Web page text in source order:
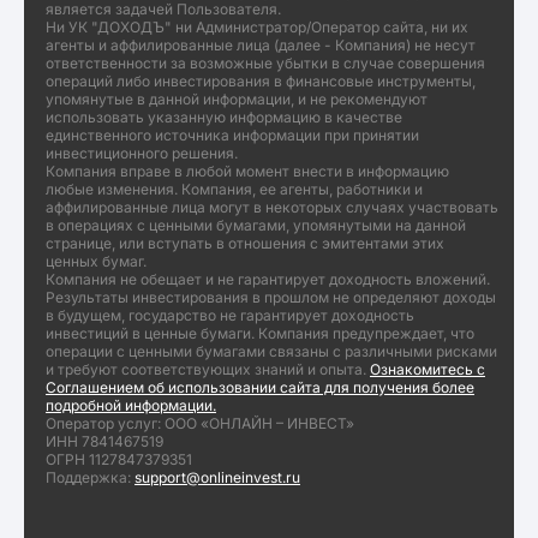
является задачей Пользователя.
Ни УК "ДОХОДЪ" ни Администратор/Оператор сайта, ни их
агенты и аффилированные лица (далее - Компания) не несут
ответственности за возможные убытки в случае совершения
операций либо инвестирования в финансовые инструменты,
упомянутые в данной информации, и не рекомендуют
использовать указанную информацию в качестве
единственного источника информации при принятии
инвестиционного решения.
Компания вправе в любой момент внести в информацию
любые изменения. Компания, ее агенты, работники и
аффилированные лица могут в некоторых случаях участвовать
в операциях с ценными бумагами, упомянутыми на данной
странице, или вступать в отношения с эмитентами этих
ценных бумаг.
Компания не обещает и не гарантирует доходность вложений.
Результаты инвестирования в прошлом не определяют доходы
в будущем, государство не гарантирует доходность
инвестиций в ценные бумаги. Компания предупреждает, что
операции с ценными бумагами связаны с различными рисками
и требуют соответствующих знаний и опыта. Ознакомитесь с
Соглашением об использовании сайта для получения более
подробной информации.
Оператор услуг: ООО «ОНЛАЙН – ИНВЕСТ»
ИНН 7841467519
ОГРН 1127847379351
Поддержка: support@onlineinvest.ru